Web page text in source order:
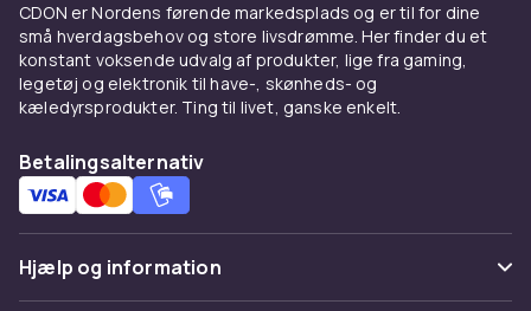
CDON er Nordens førende markedsplads og er til for dine
små hverdagsbehov og store livsdrømme. Her finder du et
konstant voksende udvalg af produkter, lige fra gaming,
legetøj og elektronik til have-, skønheds- og
kæledyrsprodukter. Ting til livet, ganske enkelt.
Betalingsalternativ
Hjælp og information